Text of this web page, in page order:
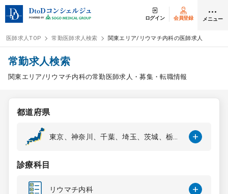
ログイン 会員登録 メニュー
ログイン
医師求人
常勤検索
スポット検索
医師求人TOP 常勤医師求人検索 関東エリア/リウマチ内科の医師求人
常勤求人検索
関東エリア/リウマチ内科の常勤医師求人・募集・転職情報
都道府県
東京、神奈川、千葉、埼玉、茨城、栃
診療科目
リウマチ内科